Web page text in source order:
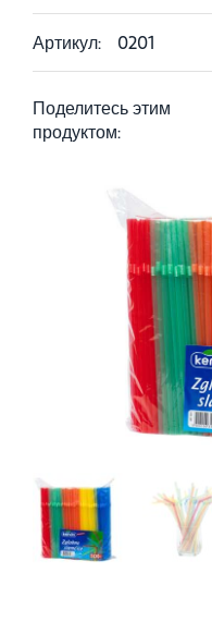
Артикул: 0201
Поделитесь этим
продуктом: